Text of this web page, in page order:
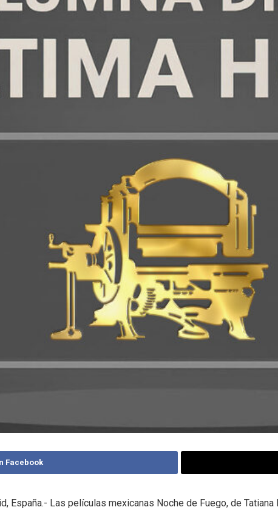
Facebook
España.- Las películas mexicanas Noche de Fuego, de Tatiana